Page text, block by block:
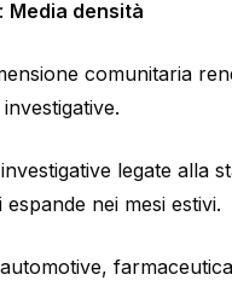
Media densità
comunitaria
legate alla
nei mesi estivi.